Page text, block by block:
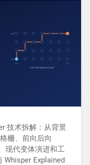
技术拆解：从背景
栅、前向后向
现代变体演进和工
Whisper Explained